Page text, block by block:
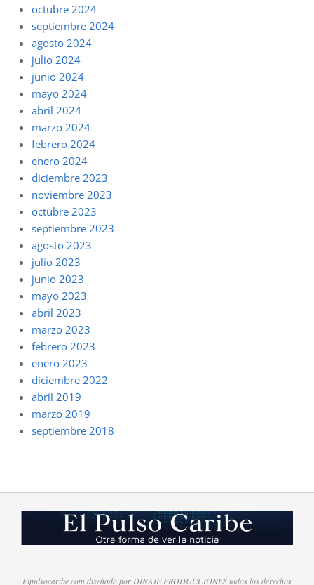
octubre 2024
septiembre 2024
agosto 2024
julio 2024
junio 2024
mayo 2024
abril 2024
marzo 2024
febrero 2024
enero 2024
diciembre 2023
noviembre 2023
octubre 2023
septiembre 2023
agosto 2023
julio 2023
junio 2023
mayo 2023
abril 2023
marzo 2023
febrero 2023
enero 2023
diciembre 2022
abril 2019
marzo 2019
septiembre 2018
Elpulsocaribe.com diseñado por DINAJE PRODUCCIONES todos los derechos